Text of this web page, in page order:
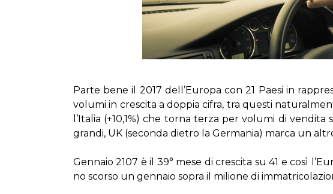
Par­te be­ne il 2017 del­l’Eu­ro­pa con 21 Pae­si in
vo­lu­mi in cre­sci­ta a dop­pia ci­fra, tra que­sti
l’I­ta­lia (+10,1%) che tor­na ter­za per vo­lu­mi di
gran­di, UK (se­con­da die­tro la Ger­ma­nia) mar­ca un
Gen­na­io 2107 è il 39° me­se di cre­sci­ta su 41 e co­sì
no scor­so un gen­na­io so­pra il mi­lio­ne di